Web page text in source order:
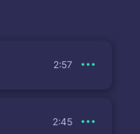
2:57
2:45